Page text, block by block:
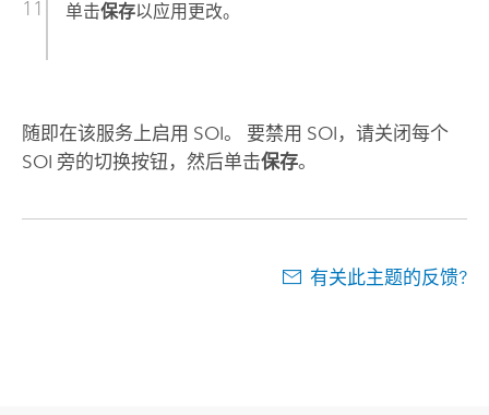
单击保存以应用更改。
随即在该服务上启用 SOI。 要禁用 SOI，请关闭每个
SOI 旁的切换按钮，然后单击保存。
有关此主题的反馈?